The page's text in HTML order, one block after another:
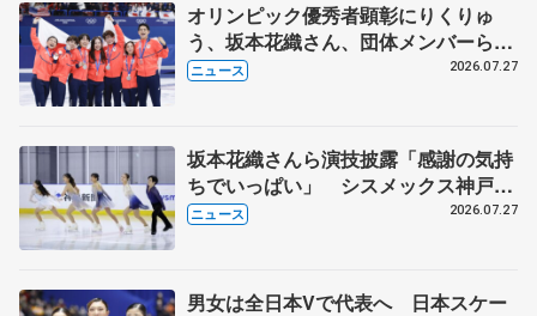
オリンピック優秀者顕彰にりくりゅ
う、坂本花織さん、団体メンバーら
8月7日に文科省が表彰式、ブルーノ・
ニュース 2026.07.27
坂本花織さんら演技披露「感謝の気持
ちでいっぱい」 シスメックス神戸ア
イスキャンパス開場1周年イベント
ニュース 2026.07.27
男女は全日本Vで代表へ 日本スケー